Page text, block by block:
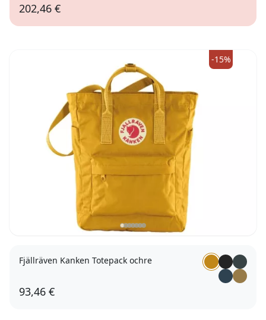
202,46 €
-15%
Fjällräven Kanken Totepack ochre
93,46 €